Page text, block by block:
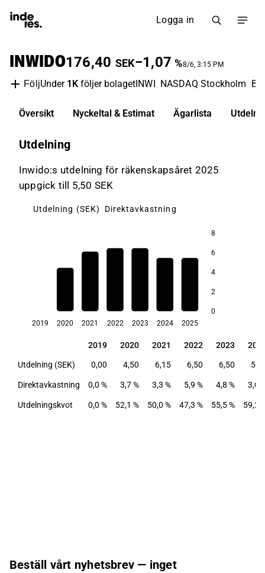
Logga in
INWIDO176,40 SEK−1,07 %8/6, 3:15 PM
FöljUnder 1K följer bolagetINWI NASDAQ Stockholm
Översikt Nyckeltal & Estimat Ägarlista
Utdelning
Inwido:s utdelning för räkenskapsåret 2025
uppgick till 5,50 SEK
Utdelning (SEK) Direktavkastning
8
6
4
2
0
2019 2020 2021 2022 2023 2024 2025
2019 2020 2021 2022 2023
2019 2020 2021 2022 2023
Utdelning (SEK) 0,00 4,50 6,15 6,50 6,50
Direktavkastning 0,0 % 3,7 % 3,3 % 5,9 % 4,8 % 3,0
Utdelningskvot 0,0 % 52,1 % 50,0 % 47,3 % 55,5 % 59,2
Beställ vårt nyhetsbrev — inget